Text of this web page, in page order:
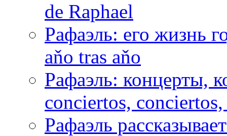
de Raphael
Рафаэль: его жизнь
aňo tras aňo
Рафаэль: концерты,
conciertos,
Рафаэль